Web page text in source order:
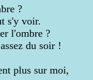
?
s'y voir.
l'ombre ?
du soir !
plus sur moi,